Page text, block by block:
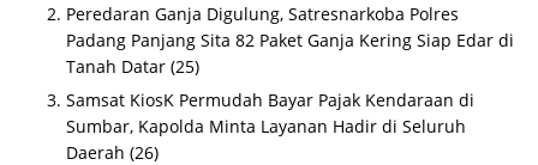
Peredaran Ganja Digulung, Satresnarkoba Polres
Padang Panjang Sita 82 Paket Ganja Kering Siap Edar di
Tanah Datar (25)
Samsat KiosK Permudah Bayar Pajak Kendaraan di
Sumbar, Kapolda Minta Layanan Hadir di Seluruh
Daerah (26)